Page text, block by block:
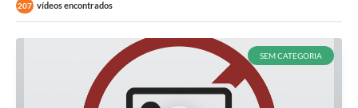
207 vídeos encontrados
SEM CATEGORIA